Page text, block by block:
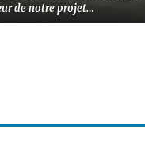
de notre projet…